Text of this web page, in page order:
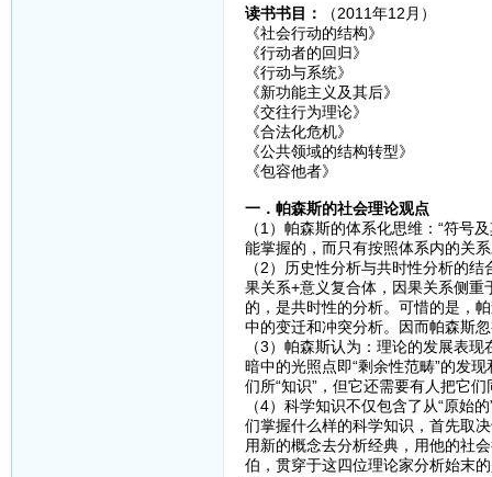
读书书目：
（2011年12月）
《社会行动的结构》
《行动者的回归》
《行动与系统》
《新功能主义及其后》
《交往行为理论》
《合法化危机》
《公共领域的结构转型》
《包容他者》
一．帕森斯的社会理论观点
（1）帕森斯的体系化思维：“符号
能掌握的，而只有按照体系内的关
（2）历史性分析与共时性分析的
果关系+意义复合体，因果关系侧
的，是共时性的分析。可惜的是，
中的变迁和冲突分析。因而帕森斯
（3）帕森斯认为：理论的发展表
暗中的光照点即“剩余性范畴”的发
们所“知识”，但它还需要有人把它
（4）科学知识不仅包含了从“原始
们掌握什么样的科学知识，首先取
用新的概念去分析经典，用他的社
伯，贯穿于这四位理论家分析始末